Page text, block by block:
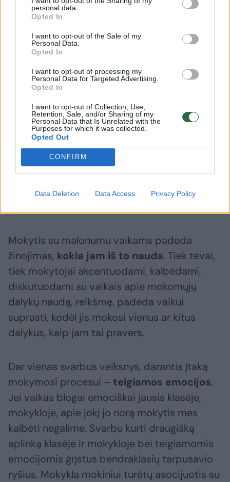
personal data.
Opted In
I want to opt-out of the Sale of my
Personal Data.
Opted In
I want to opt-out of processing my
Personal Data for Targeted Advertising.
Opted In
I want to opt-out of Collection, Use,
Retention, Sale, and/or Sharing of my
Personal Data that Is Unrelated with the
Purposes for which it was collected.
Opted Out
CONFIRM
Data Deletion Data Access Privacy Policy
auklėjimo būdai, metodai, kryptingas darbas
suteikia vaikui stabilumo, užtikrintumo, kas
teigiamai veikia vaiko norą mokytis.
Svarbu vaikui nebijoti klysti . Tėvai turi leisti
vaikui suklysti, kad jis pajustų pasekmes.
nedarykite už jį. Leiskite, kad vaikas gautų
mokytojos pastabą, kad pajustų, kad tai nėra
malonu ar gera. Vaikas turi „savo kailiu“
pajusti pasekmes dėl savo pareigų
neatlikimo. Jis turi suprasti, kad jo rezultatai
priklauso tik nuo jo paties ryžto, indėlio,
Mokytis su malonumu vaikams padeda
žinojimas, kokia jam iš to nauda. Tiek tėvai,
tiek mokytojai akcentuodami, kalbėdami,
diskutuodami su vaikais apie mokomųjų
dalykų naudą, reikšmę, padeda vaikui
suprasti, kodėl jis mokosi vienus ar kitus
dalykus, kaip jam tai pravers.
Dar vienas svarbus veiksnys, darantis įtaką
mokymosi procesui – teigiamos emocijos.
Jei vaikas blogai emociškai jausis klasėje,
mokykloje, apie jokį jo norą mokytis mes
kalbėti negalime. Svarbu kurti draugišką
aplinką klasėje ir mokykloje bei teigiamomis
emocijomis grįstus bendraklasių tarpusavio
ryšius. Mokykla mokiniui turėtų asocijuotis su